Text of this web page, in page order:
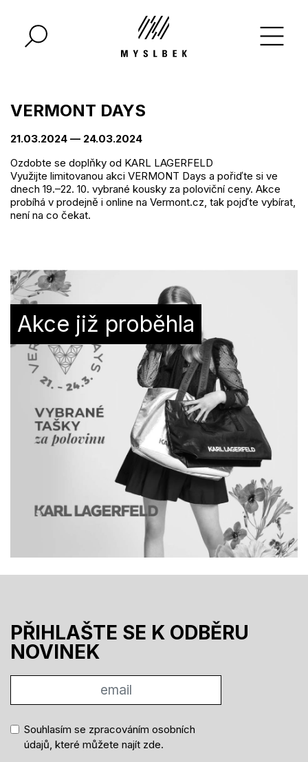
VERMONT DAYS
21.03.2024 — 24.03.2024
Ozdobte se doplňky od KARL LAGERFELD
Využijte limitovanou akci VERMONT Days a pořiďte si ve
dnech 19.–22. 10. vybrané kousky za poloviční ceny. Akce
probíhá v prodejně i online na Vermont.cz, tak pojďte vybírat,
není na co čekat.
Akce již proběhla
PŘIHLAŠTE SE K ODBĚRU
NOVINEK
Souhlasím se zpracováním osobních
údajů, které můžete najít zde.